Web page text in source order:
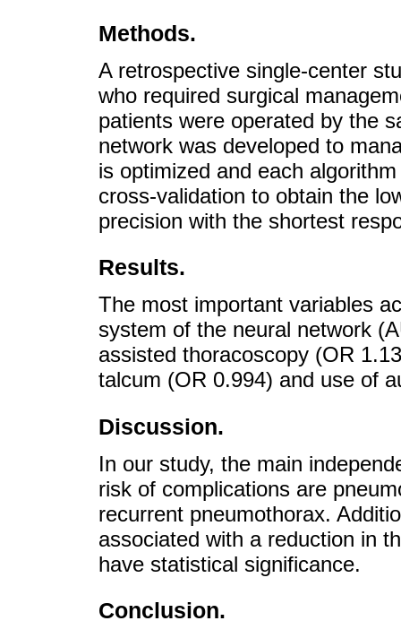
Methods.
A retrospective single-center
who required surgical
patients were operated by the
network was developed to
is optimized and each
cross-validation to obtain the
precision with the shortest
Results.
The most important variables
system of the neural network
assisted thoracoscopy (OR
talcum (OR 0.994) and use of
Discussion.
In our study, the main
risk of complications are
recurrent pneumothorax.
associated with a reduction in
have statistical significance.
Conclusion.